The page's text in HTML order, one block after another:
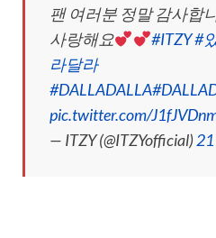
팬 여러분 정말 감사합
사랑해요
#ITZY#
라달라
#DALLADALLA
pic.twitter.com/
— ITZY (@ITZYofficial)